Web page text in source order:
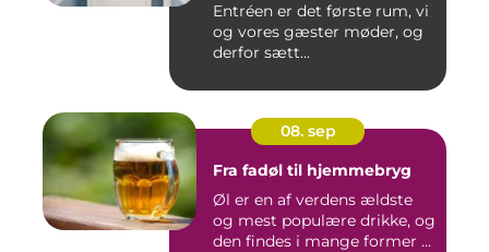
Entréen er det første rum, vi
og vores gæster møder, og
derfor sætt...
08. sep
Fra fadøl til hjemmebryg
Øl er en af verdens ældste
og mest populære drikke, og
den findes i mange former ...